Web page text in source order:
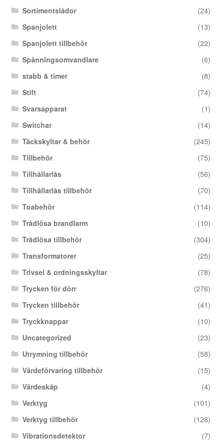
Sortimentslådor
(24)
Spanjolett
(13)
Spanjolett tillbehör
(22)
Spänningsomvandlare
(6)
stabb & timer
(8)
Stift
(74)
Svarsapparat
(1)
Switchar
(14)
Täckskyltar & behör
(245)
Tillbehör
(75)
Tillhållarlås
(56)
Tillhållarlås tillbehör
(70)
Toabehör
(114)
Trådlösa brandlarm
(10)
Trådlösa tillbehör
(304)
Transformatorer
(25)
Trivsel & ordningsskyltar
(78)
Trycken för dörr
(276)
Trycken tillbehör
(41)
Tryckknappar
(10)
Uncategorized
(23)
Utrymning tillbehör
(58)
Värdeförvaring tillbehör
(15)
Värdeskåp
(4)
Verktyg
(101)
Verktyg tillbehör
(126)
Vibrationsdetektor
(7)